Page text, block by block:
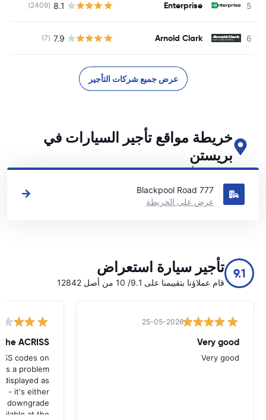
Enterprise
8.1
(2409)
Arnold Clark
7.9
(7)
عرض جميع شركات التأجير
خريطة مواقع تأجير السيارات في
بريستن
اطلع على مواقع تأجير السيارات الرئيسية لدينا في بريستن
777 Blackpool Road
عرض على الخريطة
9.1 تأجير سيارة استعراض
قام عملاؤنا بتقييمنا على 9.1/ 10 من أصل 12842
25-05-2026
Very good
Very good
ACRISS
codes on
a problem
displayed as
- it's either
downgrade
at the